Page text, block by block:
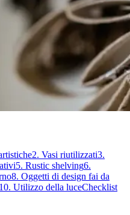
2. Vasi riutilizzati3.
5. Rustic shelving6.
8. Oggetti di design fai da
10. Utilizzo della luceChecklist